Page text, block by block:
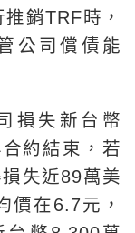
銷TRF時，
公司償債能
損失新台幣
約結束，若
失近89萬美
價在6.7元，